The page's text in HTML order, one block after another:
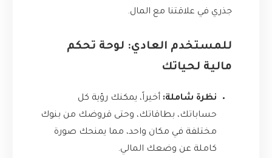
جذري في علاقتنا مع المال.
للمستخدم العادي: لوحة تحكم
مالية لحياتك
نظرة شاملة: أخيراً، يمكنك رؤية كل
حساباتك، بطاقاتك، وحتى قروضك من بنوك
مختلفة في مكان واحد، مما يمنحك صورة
كاملة عن وضعك المالي.